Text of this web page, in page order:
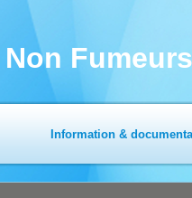
Fumeurs
Information &